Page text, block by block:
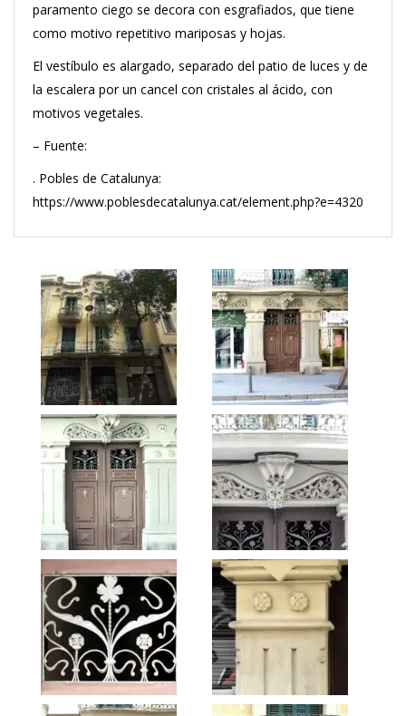
paramento ciego se decora con esgrafiados, que tiene
como motivo repetitivo mariposas y hojas.
El vestíbulo es alargado, separado del patio de luces y de
la escalera por un cancel con cristales al ácido, con
motivos vegetales.
– Fuente:
. Pobles de Catalunya:
https://www.poblesdecatalunya.cat/element.php?e=4320